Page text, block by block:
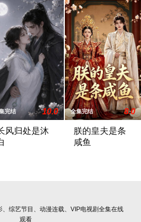
完结 10.0
风归处是沐
全集完结 8.0
朕的皇夫是条
咸鱼
、综艺节目、动漫连载、VIP电视剧全集在线
观看